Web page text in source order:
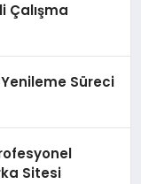
Çalışma
Süreci
Sitesi